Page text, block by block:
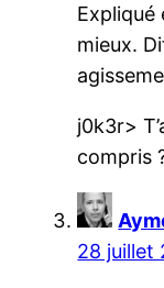
Expliqué
mieux.
j0k3r>
compris
28 juillet